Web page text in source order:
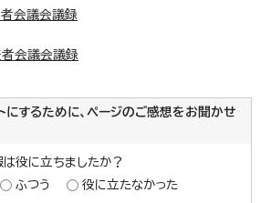
会議会議録
会議会議録
にするために、ページのご感想をお聞かせ
役に立ちましたか？
ふつう 役に立たなかった